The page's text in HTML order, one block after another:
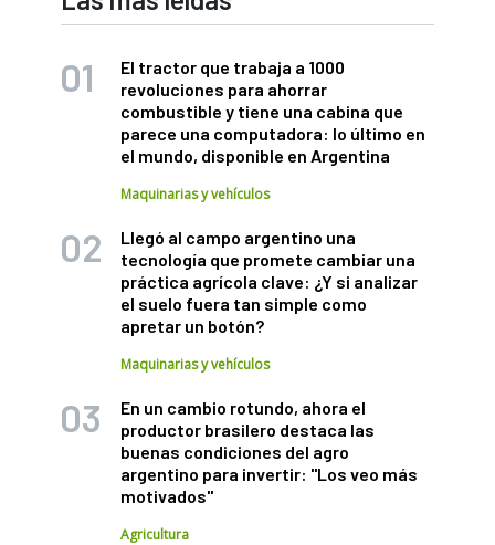
El tractor que trabaja a 1000
revoluciones para ahorrar
combustible y tiene una cabina que
parece una computadora: lo último en
el mundo, disponible en Argentina
Maquinarias y vehículos
Llegó al campo argentino una
tecnología que promete cambiar una
práctica agrícola clave: ¿Y si analizar
el suelo fuera tan simple como
apretar un botón?
Maquinarias y vehículos
En un cambio rotundo, ahora el
productor brasilero destaca las
buenas condiciones del agro
argentino para invertir: "Los veo más
motivados"
Agricultura